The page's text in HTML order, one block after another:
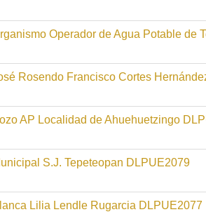
Operador de Agua Potable de
Rosendo Francisco Cortes
AP Localidad de Ahuehuetzingo
S.J. Tepeteopan DLPUE2079
Lilia Lendle Rugarcia DLPUE2077